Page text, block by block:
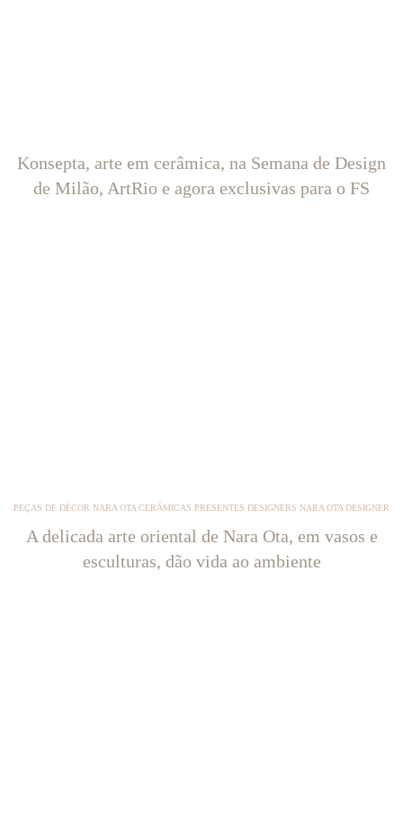
Konsepta, arte em cerâmica, na Semana de Design
de Milão, ArtRio e agora exclusivas para o FS
PEÇAS DE DÉCOR NARA OTA CERÂMICAS PRESENTES DESIGNERS NARA OTA DESIGNER
A delicada arte oriental de Nara Ota, em vasos e
esculturas, dão vida ao ambiente